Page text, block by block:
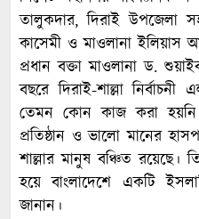
তালুকদার, দিরাই উপজেলা
কাসেমী ও মাওলানা ইলিয়াস
প্রধান বক্তা মাওলানা ড.
বছরে দিরাই-শাল্লা নির্বাচনী
তেমন কোন কাজ করা হয়নি।
প্রতিষ্ঠান ও ভালো মানের
শাল্লার মানুষ বঞ্চিত রয়েছে।
হয়ে বাংলাদেশে একটি
জানান।